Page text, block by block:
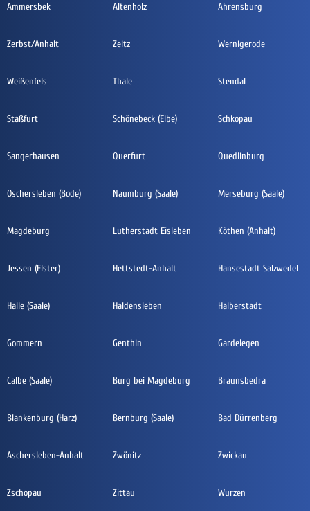
Ammersbek Altenholz Ahrensburg
Zerbst/Anhalt Zeitz Wernigerode
Weißenfels Thale Stendal
Staßfurt Schönebeck (Elbe) Schkopau
Sangerhausen Querfurt Quedlinburg
Oschersleben (Bode) Naumburg (Saale) Merseburg (Saale)
Magdeburg Lutherstadt Eisleben Köthen (Anhalt)
Jessen (Elster) Hettstedt-Anhalt Hansestadt Salzwedel
Halle (Saale) Haldensleben Halberstadt
Gommern Genthin Gardelegen
Calbe (Saale) Burg bei Magdeburg Braunsbedra
Blankenburg (Harz) Bernburg (Saale) Bad Dürrenberg
Aschersleben-Anhalt Zwönitz Zwickau
Zschopau Zittau Wurzen